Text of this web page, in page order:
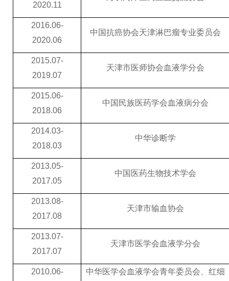
2020.11
2016.06-
2020.06
中国抗癌协会天津淋巴瘤专业委员会
2015.07-
2019.07
天津市医师协会血液学分会
2015.06-
2018.06
中国民族医药学会血液病分会
2014.03-
2018.03
中华诊断学
2013.05-
2017.05
中国医药生物技术学会
2013.08-
2017.08
天津市输血协会
2013.07-
2017.07
天津市医学会血液学分会
2010.06-
中华医学会血液学会青年委员会、红细